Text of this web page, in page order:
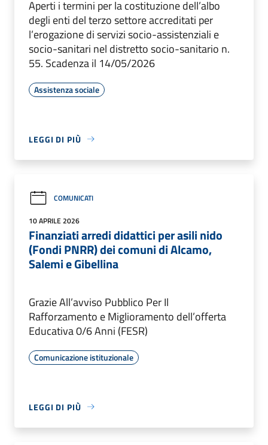
Aperti i termini per la costituzione dell’albo
degli enti del terzo settore accreditati per
l’erogazione di servizi socio-assistenziali e
socio-sanitari nel distretto socio-sanitario n.
55. Scadenza il 14/05/2026
Assistenza sociale
LEGGI DI PIÙ
COMUNICATI
10 APRILE 2026
Finanziati arredi didattici per asili nido
(Fondi PNRR) dei comuni di Alcamo,
Salemi e Gibellina
Grazie All’avviso Pubblico Per Il
Rafforzamento e Miglioramento dell’offerta
Educativa 0/6 Anni (FESR)
Comunicazione istituzionale
LEGGI DI PIÙ